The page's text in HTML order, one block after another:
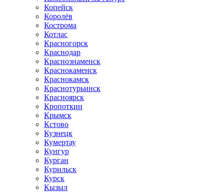
Копейск
Королёв
Кострома
Котлас
Красногорск
Краснодар
Краснознаменск
Краснокаменск
Краснокамск
Краснотурьинск
Красноярск
Кропоткин
Крымск
Кстово
Кузнецк
Кумертау
Кунгур
Курган
Курильск
Курск
Кызыл